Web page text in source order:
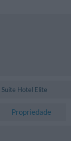
Suite Hotel Elite
Propriedade